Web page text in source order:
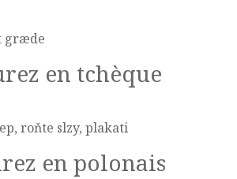
græde
en tchèque
roňte slzy, plakati
en polonais